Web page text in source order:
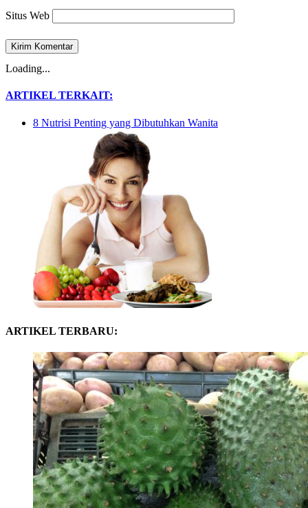
Situs Web
Loading...
ARTIKEL TERKAIT:
8 Nutrisi Penting yang Dibutuhkan Wanita
ARTIKEL TERBARU: